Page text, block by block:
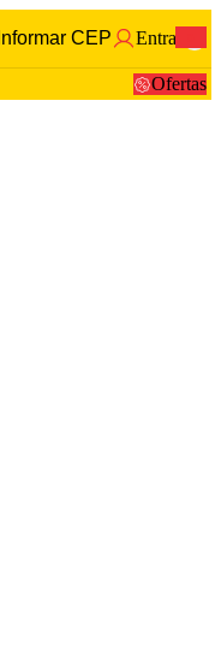
Informar CEP Entrar
Ofertas